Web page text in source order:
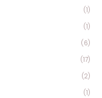
(1)
(1)
(6)
(17)
(2)
(1)